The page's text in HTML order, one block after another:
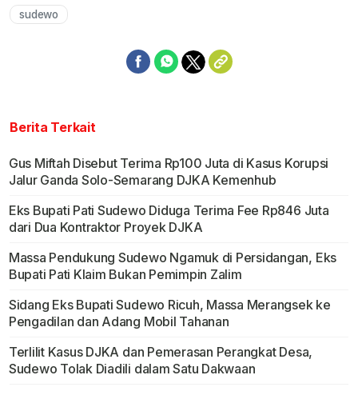
sudewo
Berita Terkait
Gus Miftah Disebut Terima Rp100 Juta di Kasus Korupsi
Jalur Ganda Solo-Semarang DJKA Kemenhub
Eks Bupati Pati Sudewo Diduga Terima Fee Rp846 Juta
dari Dua Kontraktor Proyek DJKA
Massa Pendukung Sudewo Ngamuk di Persidangan, Eks
Bupati Pati Klaim Bukan Pemimpin Zalim
Sidang Eks Bupati Sudewo Ricuh, Massa Merangsek ke
Pengadilan dan Adang Mobil Tahanan
Terlilit Kasus DJKA dan Pemerasan Perangkat Desa,
Sudewo Tolak Diadili dalam Satu Dakwaan